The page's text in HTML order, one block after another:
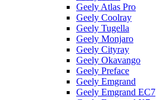
Geely Atlas Pro
Geely Coolray
Geely Tugella
Geely Monjaro
Geely Cityray
Geely Okavango
Geely Preface
Geely Emgrand
Geely Emgrand EC7